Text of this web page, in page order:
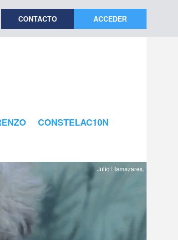
CONTACTO ACCEDER
CONSTELAC10N
Julio Llamazares.